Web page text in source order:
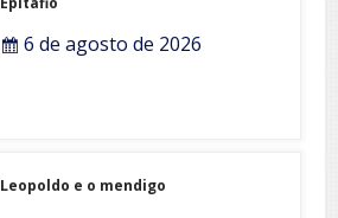
6 de agosto de 2026
Leopoldo e o mendigo